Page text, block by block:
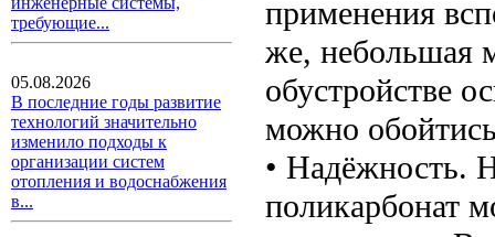
требующие...
05.08.2026
В последние годы развитие
технологий значительно
изменило подходы к
организации систем
отопления и водоснабжения
в...
применения
же, небольшая
обустройстве
можно
• Надёжность.
поликарбонат